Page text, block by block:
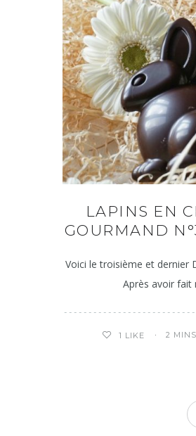
LAPINS EN
GOURMAND
Voici le troisième et dernier
Après avoir
1 LIKE 2